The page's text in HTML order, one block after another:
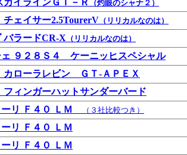
カイラインＧＴ－Ｒ （灼眼のシャナ２）
チェイサー2.5TourerV （リリカルなのは）
バラードCR-X （リリカルなのは）
ェ ９２８Ｓ４ ケーニッヒスペシャル
カローラレビン ＧＴ-ＡＰＥＸ
フィンガーハットサンダーバード
ーリ Ｆ４０ ＬＭ （３社比較つき）
リ Ｆ４０ ＬＭ
リ Ｆ４０ ＬＭ